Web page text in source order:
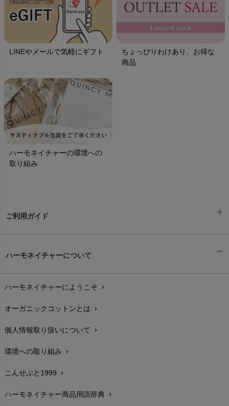
LINEやメールで気軽にギフト
ちょっぴりわけあり、お得な
商品
ハーモネイチャーの環境への
取り組み
ご利用ガイド
配送と送料chevron_right
在庫状況と発送予定chevron_right
サイズ・寸法chevron_right
生地・素材chevron_right
お手入れについて
レビューを書こうchevron_right
ハーモネイチャーについて
ハーモネイチャーにようこそ chevron_right
オーガニックコットンとは chevron_right
個人情報取り扱いについて chevron_right
環境への取り組み chevron_right
こんせぷと1999 chevron_right
ハーモネイチャー商品用語辞典 chevron_right